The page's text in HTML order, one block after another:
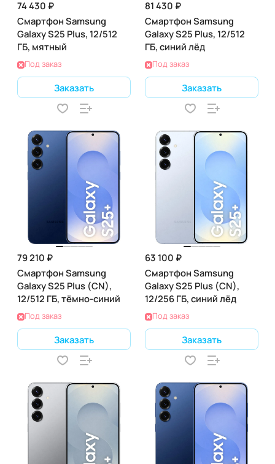
74 430 ₽
Смартфон Samsung
Galaxy S25 Plus, 12/512
ГБ, мятный
Под заказ
Заказать
81 430 ₽
Смартфон Samsung
Galaxy S25 Plus, 12/512
ГБ, синий лёд
Под заказ
Заказать
79 210 ₽
Смартфон Samsung
Galaxy S25 Plus (CN),
12/512 ГБ, тёмно-синий
Под заказ
Заказать
63 100 ₽
Смартфон Samsung
Galaxy S25 Plus (CN),
12/256 ГБ, синий лёд
Под заказ
Заказать